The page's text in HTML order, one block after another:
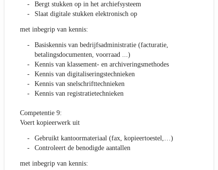
Bergt stukken op in het archiefsysteem
Slaat digitale stukken elektronisch op
met inbegrip van kennis:
Basiskennis van bedrijfsadministratie (facturatie,
betalingsdocumenten, voorraad ...)
Kennis van klassement- en archiveringsmethodes
Kennis van digitaliseringstechnieken
Kennis van snelschrifttechnieken
Kennis van registratietechnieken
Competentie 9:
Voert kopieerwerk uit
Gebruikt kantoormateriaal (fax, kopieertoestel,…)
Controleert de benodigde aantallen
met inbegrip van kennis: